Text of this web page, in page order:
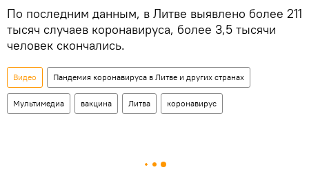
По последним данным, в Литве выявлено более 211
тысяч случаев коронавируса, более 3,5 тысячи
человек скончались.
Видео Пандемия коронавируса в Литве и других странах
Мультимедиа вакцина Литва коронавирус